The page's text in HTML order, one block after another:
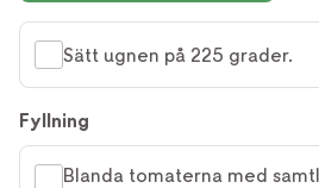
Sätt ugnen på 225 grader.
Fyllning
Blanda tomaterna med